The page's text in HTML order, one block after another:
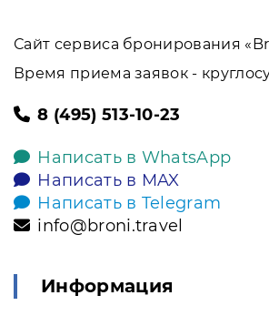
Сайт сервиса бронирования
Время приема заявок -
8 (495) 513-10-23
Написать в WhatsApp
Написать в MAX
Написать в Telegram
info@broni.travel
Информация